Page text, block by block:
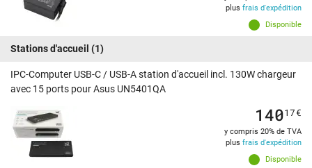
Disponible
plus frais d'expédition
Stations d'accueil (1)
IPC-Computer USB-C / USB-A station d'accueil incl. 130W chargeur
avec 15 ports pour Asus UN5401QA
Disponible
14017€
y compris 20% de TVA
plus frais d'expédition